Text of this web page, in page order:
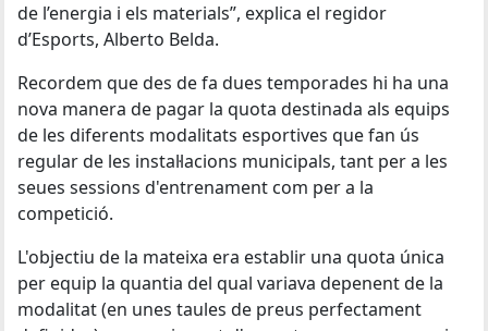
de l’energia i els materials”, explica el regidor
d’Esports, Alberto Belda.
Recordem que des de fa dues temporades hi ha una
nova manera de pagar la quota destinada als equips
de les diferents modalitats esportives que fan ús
regular de les instal·lacions municipals, tant per a les
seues sessions d'entrenament com per a la
competició.
L'objectiu de la mateixa era establir una quota única
per equip la quantia del qual variava depenent de la
modalitat (en unes taules de preus perfectament